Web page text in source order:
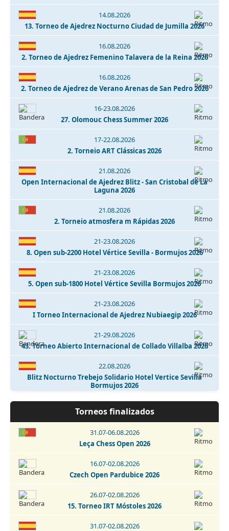
14.08.2026
13. Torneo de Ajedrez Nocturno Ciudad de Jumilla 2026
16.08.2026
2. Torneo de Ajedrez Femenino Talavera de la Reina 2026
16.08.2026
2. Torneo de Ajedrez de Verano Arenas de San Pedro 2026
16-23.08.2026
27. Olomouc Chess Summer 2026
17-22.08.2026
2. Torneio ART Clássicas 2026
21.08.2026
Open Internacional de Ajedrez Blitz - San Cristobal de La
Laguna 2026
21.08.2026
2. Torneio atmosfera m Rápidas 2026
21-23.08.2026
8. Open sub-2200 Hotel Vértice Sevilla - Bormujos 2026
21-23.08.2026
5. Open sub-1800 Hotel Vértice Sevilla Bormujos 2026
21-23.08.2026
I Torneo Internacional de Ajedrez Nubiaegip 2026
21-29.08.2026
43. Torneo Abierto Internacional de Collado Villalba 2026
22.08.2026
Blitz Nocturno Trebejo Solidario Hotel Vertice Sevilla
Bormujos 2026
I Memorial José Ángel de Jesús y Encinas - Talavera de la
Reina 2026
22.08.2026
Torneo de Promoción - Talavera de la Reina 2026
22.08.2026
Torneo La Puebla de Almoradiel 2026
22.08.2026
7. Torneo de Ajedrez Cardeñosa 2026
Torneos finalizados
31.07-06.08.2026
Leça Chess Open 2026
16.07-02.08.2026
Czech Open Pardubice 2026
26.07-02.08.2026
15. Torneo IRT Móstoles 2026
31.07-02.08.2026